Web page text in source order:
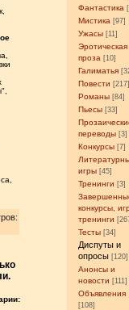
Фантастика
Мистика [97]
Ужасы [11]
Эротическая
проза [10]
Галиматья
Повести
Романы [84]
Пьесы [33]
переводы [3]
Конкурсы [7]
игры [45]
Тренинги [3]
конкурсы,
тренинги
Тесты [34]
Диспуты и
опросы [120]
Анонсы и
новости [111]
Объявления
[108]
: